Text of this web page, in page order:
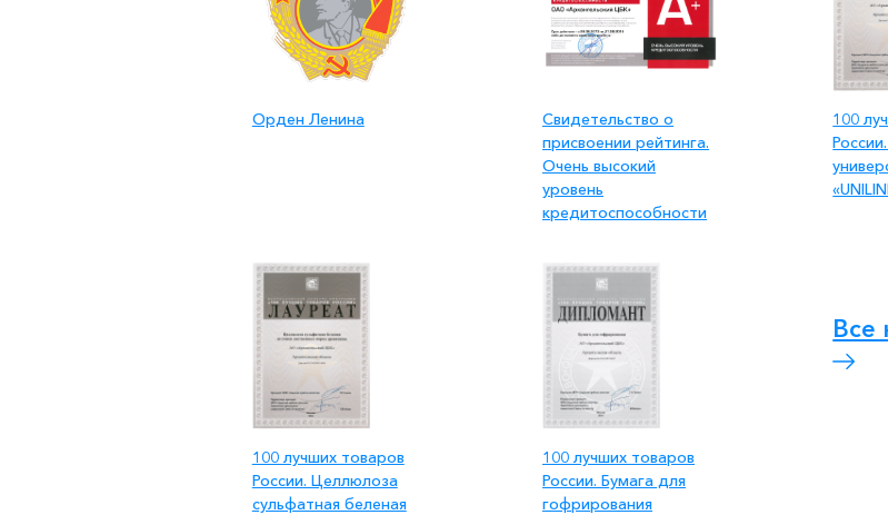
Орден Ленина
Свидетельство о
присвоении рейтинга.
Очень высокий
уровень
кредитоспособности
100
100 лучших товаров
России. Целлюлоза
сульфатная беленая
100 лучших товаров
России. Бумага для
гофрирования
Все